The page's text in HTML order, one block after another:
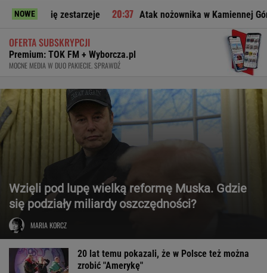
NOWE Atak nożownika w Kamiennej Górze. Trwa
OFERTA SUBSKRYPCJI
Premium: TOK FM + Wyborcza.pl
MOCNE MEDIA W DUO PAKIECIE. SPRAWDŹ
Wzięli pod lupę wielką reformę Muska. Gdzie
się podziały miliardy oszczędności?
MARIA KORCZ
20 lat temu pokazali, że w Polsce też można
zrobić "Amerykę"